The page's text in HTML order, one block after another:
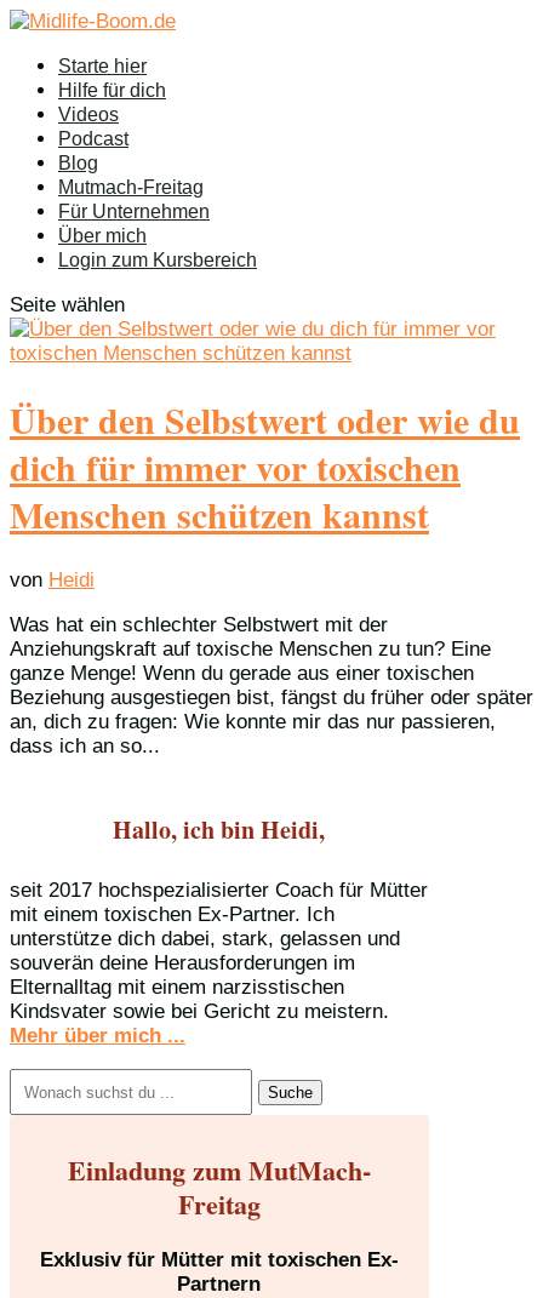
Starte hier
Hilfe für dich
Videos
Podcast
Blog
Mutmach-Freitag
Für Unternehmen
Über mich
Login zum Kursbereich
Seite wählen
Über den Selbstwert oder wie du
dich für immer vor toxischen
Menschen schützen kannst
von Heidi
Was hat ein schlechter Selbstwert mit der
Anziehungskraft auf toxische Menschen zu tun? Eine
ganze Menge! Wenn du gerade aus einer toxischen
Beziehung ausgestiegen bist, fängst du früher oder später
an, dich zu fragen: Wie konnte mir das nur passieren,
dass ich an so...
Hallo, ich bin Heidi,
seit 2017 hochspezialisierter Coach für Mütter
mit einem toxischen Ex-Partner. Ich
unterstütze dich dabei, stark, gelassen und
souverän deine Herausforderungen im
Elternalltag mit einem narzisstischen
Kindsvater sowie bei Gericht zu meistern.
Mehr über mich ...
nach:
Einladung zum MutMach-
Freitag
Exklusiv für Mütter mit toxischen Ex-
Partnern